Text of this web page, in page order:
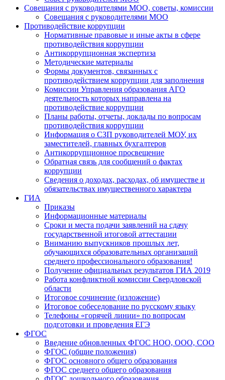
Совещания с руководителями МОО, советы, комиссии
Совещания с руководителями МОО
Противодействие коррупции
Нормативные правовые и иные акты в сфере
противодействия коррупции
Антикоррупционная экспертиза
Методические материалы
Формы документов, связанных с
противодействием коррупции для заполнения
Комиссии Управления образования АГО
деятельность которых направлена на
противодействие коррупции
Планы работы, отчеты, доклады по вопросам
противодействия коррупции
Информация о СЗП руководителей МОУ, их
заместителей, главных бухгалтеров
Антикоррупционное просвещение
Обратная связь для сообщений о фактах
коррупции
Сведения о доходах, расходах, об имуществе и
обязательствах имущественного характера
ГИА
Приказы
Информационные материалы
Сроки и места подачи заявлений на сдачу
государственной итоговой аттестации
Вниманию выпускников прошлых лет,
обучающихся образовательных организаций
среднего профессионального образования!
Получение официальных результатов ГИА 2019
Работа конфликтной комиссии Свердловской
области
Итоговое сочинение (изложение)
Итоговое собеседование по русскому языку
Телефоны «горячей линии» по вопросам
подготовки и проведения ЕГЭ
ФГОС
Введение обновленных ФГОС НОО, ООО, СОО
ФГОС (общие положения)
ФГОС основного общего образования
ФГОС среднего общего образования